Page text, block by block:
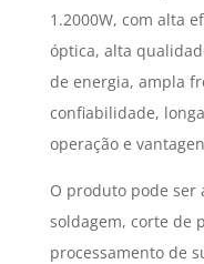
1.2000W, com alta
óptica, alta
de energia, ampla
confiabilidade,
operação e
O produto pode ser
soldagem, corte de
processamento de